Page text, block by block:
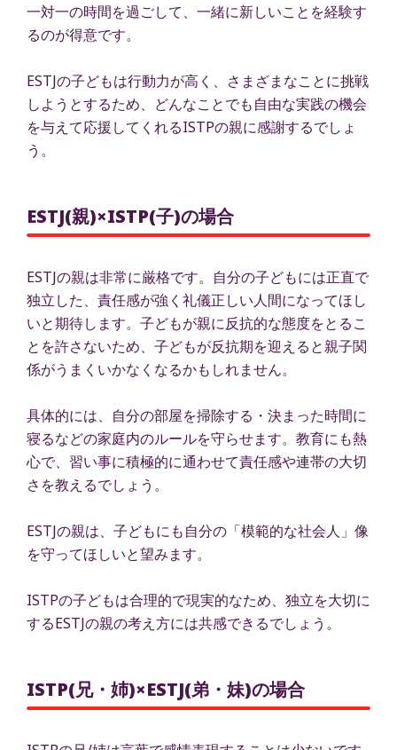
一対一の時間を過ごして、一緒に新しいことを経験す
るのが得意です。
ESTJの子どもは行動力が高く、さまざまなことに挑戦
しようとするため、どんなことでも自由な実践の機会
を与えて応援してくれるISTPの親に感謝するでしょ
う。
ESTJ(親)×ISTP(子)の場合
ESTJの親は非常に厳格です。自分の子どもには正直で
独立した、責任感が強く礼儀正しい人間になってほし
いと期待します。子どもが親に反抗的な態度をとるこ
とを許さないため、子どもが反抗期を迎えると親子関
係がうまくいかなくなるかもしれません。
具体的には、自分の部屋を掃除する・決まった時間に
寝るなどの家庭内のルールを守らせます。教育にも熱
心で、習い事に積極的に通わせて責任感や連帯の大切
さを教えるでしょう。
ESTJの親は、子どもにも自分の「模範的な社会人」像
を守ってほしいと望みます。
ISTPの子どもは合理的で現実的なため、独立を大切に
するESTJの親の考え方には共感できるでしょう。
ISTP(兄・姉)×ESTJ(弟・妹)の場合